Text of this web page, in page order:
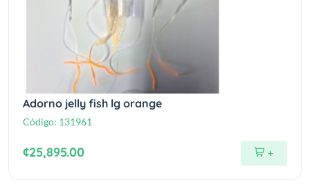
Adorno jelly fish lg orange
Código: 131961
¢25,895.00 +